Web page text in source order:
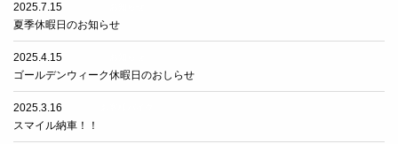
2025.7.15
夏季休暇日のお知らせ
2025.4.15
ゴールデンウィーク休暇日のおしらせ
2025.3.16
スマイル納車！！